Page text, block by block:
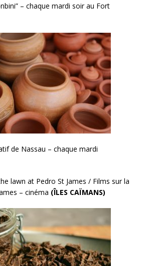
– chaque mardi soir au Fort
de Nassau – chaque mardi
lawn at Pedro St James / Films sur la
– cinéma (ÎLES CAÏMANS)